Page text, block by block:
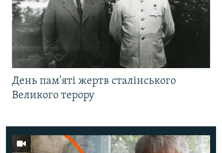
День пам'яті жертв сталінського
Великого терору